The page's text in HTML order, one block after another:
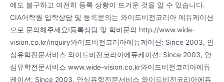
에도 불구하고 여전히 등록 상황이 뜨거운 것을 알 수 있습니다.
CIA어학원 입학상담 및 등록문의는 와이드비전코리아 에듀케이션
으로 문의해주세요!등록상담 및 학비문의 http://www.wide-
vision.co.kr/inquiry와이드비전코리아에듀케이션: Since 2003, 안
심유학전문서비스 와이드비전코리아에듀케이션: Since 2003, 안
심유학전문서비스 www.wide-vision.co.kr와이드비전코리아에듀
케이션: Since 2003, 안심유학전문서비스 와이드비전코리아에듀